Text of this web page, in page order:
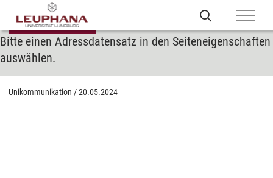
Bitte einen Adressdatensatz in den Seiteneigenschaften
auswählen.
Unikommunikation /20.05.2024